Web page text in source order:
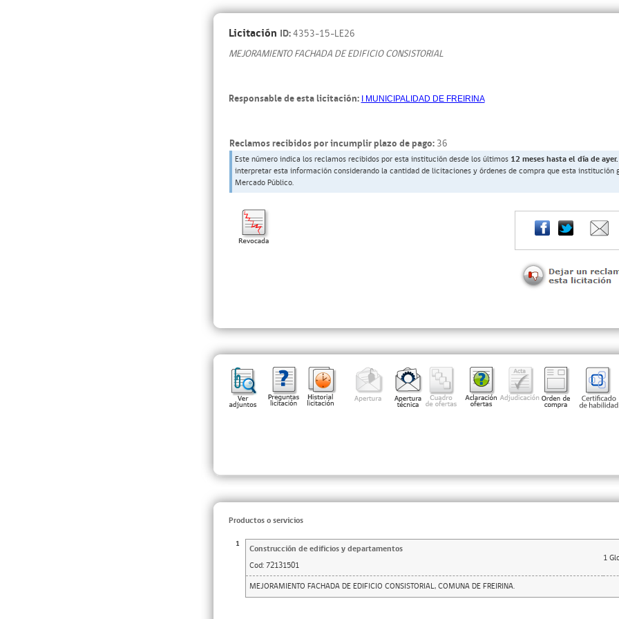
Licitación ID:4353-15-LE26
MEJORAMIENTO FACHADA DE EDIFICIO CONSISTORIAL
Responsable de esta licitación: I MUNICIPALIDAD DE FREIRINA
Reclamos recibidos por incumplir plazo de pago: 36
Este número indica los reclamos recibidos por esta institución desde los últimos 12 meses hasta el día de ayer.
interpretar esta información considerando la cantidad de licitaciones y órdenes de compra que esta institución
Mercado Público.
Productos o servicios
1 Construcción de edificios y departamentos
1
Cod: 72131501
MEJORAMIENTO FACHADA DE EDIFICIO CONSISTORIAL, COMUNA DE FREIRINA.